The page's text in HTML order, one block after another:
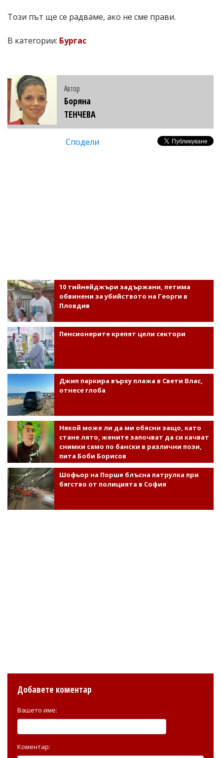
Този път ще се радваме, ако не сме прави.
В категории: Бургас
Автор
Боряна
ТЕНЧЕВА
Сподели
10 тийнейджъри задържани, петима
обвинени за убийството на Георги в
Пловдив
Пенсионерите крепят цели сектори
Джип паркира върху плажа в Свети Влас,
отнесе глоба
Някой може ли да ми обясни защо, като
стане лято, жените започват да си качват
снимки само по бански в различни пози,
пита Боби Борисов
Шофьор на Порше блъсна патрулка при
бягство от полицията в София
Добавете коментар
Вашето име:
Коментар: